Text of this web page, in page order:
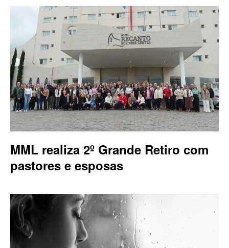
MML realiza 2º Grande Retiro com
pastores e esposas